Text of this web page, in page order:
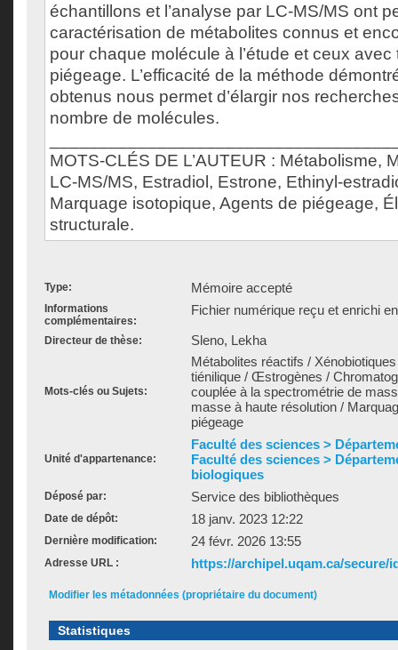
échantillons et l’analyse par LC-MS/MS ont
caractérisation de métabolites connus et
pour chaque molécule à l’étude et ceux
piégeage. L’efficacité de la méthode
obtenus nous permet d’élargir nos
nombre de molécules.
MOTS-CLÉS DE L’AUTEUR : Métabolisme,
LC-MS/MS, Estradiol, Estrone, Ethinyl-
Marquage isotopique, Agents de piégeage,
structurale.
Type: Mémoire accepté
Informations
complémentaires:
Fichier numérique reçu et enrichi
Directeur de thèse: Sleno, Lekha
Mots-clés ou Sujets:
Métabolites réactifs /
tiénilique / Œstrogènes /
couplée à la spectrométrie de
masse à haute résolution /
piégeage
Unité d'appartenance:
Faculté des sciences >
Faculté des sciences >
biologiques
Déposé par: Service des bibliothèques
Date de dépôt: 18 janv. 2023 12:22
Dernière modification: 24 févr. 2026 13:55
Adresse URL : https://archipel.uqam.ca/secure/
Modifier les métadonnées (propriétaire du document)
Statistiques